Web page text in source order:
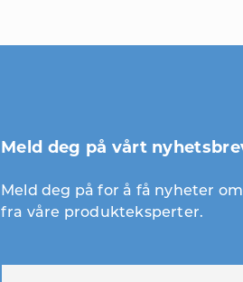
Meld deg på vårt
Meld deg på for å få nyheter
fra våre produkteksperter.